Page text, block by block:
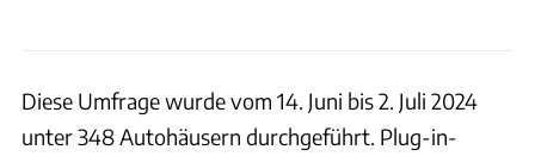
Diese Umfrage wurde vom 14. Juni bis 2. Juli 2024
unter 348 Autohäusern durchgeführt. Plug-in-